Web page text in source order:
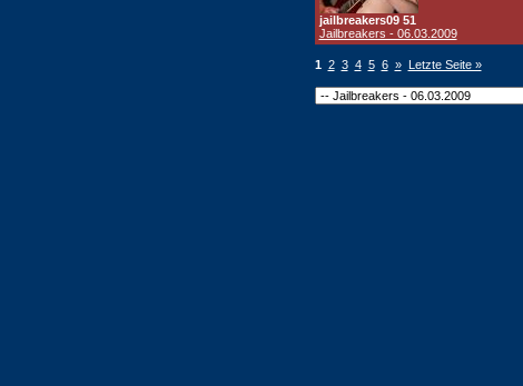
jailbreakers09 51
Jailbreakers - 06.03.2009
1 2 3 4 5 6 » Letzte Seite »